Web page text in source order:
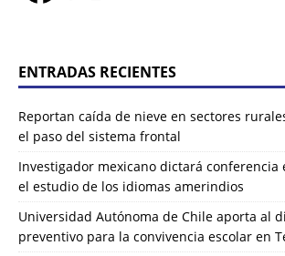
ENTRADAS RECIENTES
Reportan caída de nieve en sectores
el paso del sistema frontal
Investigador mexicano dictará conferencia
el estudio de los idiomas amerindios
Universidad Autónoma de Chile aporta al
preventivo para la convivencia escolar en